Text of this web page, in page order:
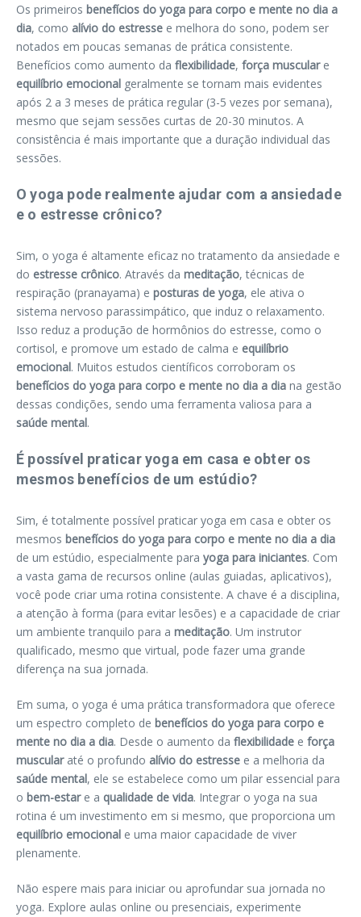
Os primeiros benefícios do yoga para corpo e mente no dia a
dia, como alívio do estresse e melhora do sono, podem ser
notados em poucas semanas de prática consistente.
Benefícios como aumento da flexibilidade, força musculare
equilíbrio emocional geralmente se tornam mais evidentes
após 2 a 3 meses de prática regular (3-5 vezes por semana),
mesmo que sejam sessões curtas de 20-30 minutos. A
consistência é mais importante que a duração individual das
sessões.
O yoga pode realmente ajudar com a ansiedade
e o estresse crônico?
Sim, o yoga é altamente eficaz no tratamento da ansiedade e
do estresse crônico. Através da meditação, técnicas de
respiração (pranayama) e posturas de yoga, ele ativa o
sistema nervoso parassimpático, que induz o relaxamento.
Isso reduz a produção de hormônios do estresse, como o
cortisol, e promove um estado de calma e equilíbrio
emocional. Muitos estudos científicos corroboram os
benefícios do yoga para corpo e mente no dia a dia na gestão
dessas condições, sendo uma ferramenta valiosa para a
saúde mental.
É possível praticar yoga em casa e obter os
mesmos benefícios de um estúdio?
Sim, é totalmente possível praticar yoga em casa e obter os
mesmos benefícios do yoga para corpo e mente no dia a dia
de um estúdio, especialmente para yoga para iniciantes. Com
a vasta gama de recursos online (aulas guiadas, aplicativos),
você pode criar uma rotina consistente. A chave é a disciplina,
a atenção à forma (para evitar lesões) e a capacidade de criar
um ambiente tranquilo para a meditação. Um instrutor
qualificado, mesmo que virtual, pode fazer uma grande
diferença na sua jornada.
Em suma, o yoga é uma prática transformadora que oferece
um espectro completo de benefícios do yoga para corpo e
mente no dia a dia. Desde o aumento da flexibilidade e força
muscularaté o profundo alívio do estresse e a melhoria da
saúde mental, ele se estabelece como um pilar essencial para
o bem-estare a qualidade de vida. Integrar o yoga na sua
rotina é um investimento em si mesmo, que proporciona um
equilíbrio emocional e uma maior capacidade de viver
plenamente.
Não espere mais para iniciar ou aprofundar sua jornada no
yoga. Explore aulas online ou presenciais, experimente